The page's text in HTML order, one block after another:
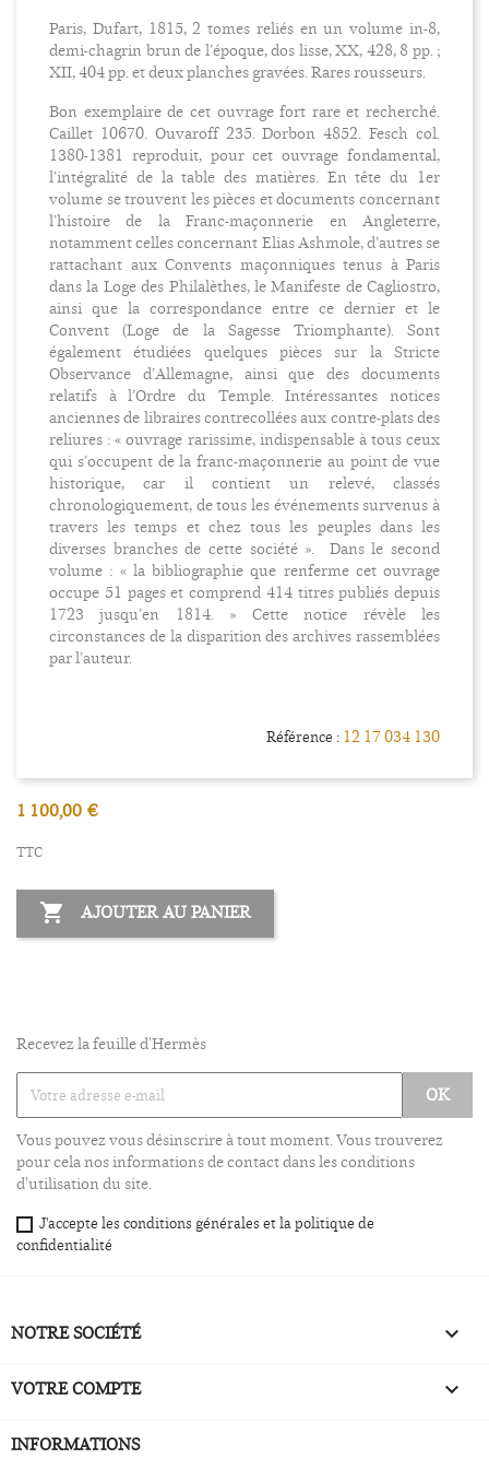
Paris, Dufart, 1815, 2 tomes reliés en un volume in-8,
demi-chagrin brun de l’époque, dos lisse, XX, 428, 8 pp. ;
XII, 404 pp. et deux planches gravées. Rares rousseurs.
Bon exemplaire de cet ouvrage fort rare et recherché.
Caillet 10670. Ouvaroff 235. Dorbon 4852. Fesch col.
1380-1381 reproduit, pour cet ouvrage fondamental,
l’intégralité de la table des matières. En tête du 1er
volume se trouvent les pièces et documents concernant
l’histoire de la Franc-maçonnerie en Angleterre,
notamment celles concernant Elias Ashmole, d’autres se
rattachant aux Convents maçonniques tenus à Paris
dans la Loge des Philalèthes, le Manifeste de Cagliostro,
ainsi que la correspondance entre ce dernier et le
Convent (Loge de la Sagesse Triomphante). Sont
également étudiées quelques pièces sur la Stricte
Observance d’Allemagne, ainsi que des documents
relatifs à l’Ordre du Temple. Intéressantes notices
anciennes de libraires contrecollées aux contre-plats des
reliures : « ouvrage rarissime, indispensable à tous ceux
qui s’occupent de la franc-maçonnerie au point de vue
historique, car il contient un relevé, classés
chronologiquement, de tous les événements survenus à
travers les temps et chez tous les peuples dans les
diverses branches de cette société ». Dans le second
volume : « la bibliographie que renferme cet ouvrage
occupe 51 pages et comprend 414 titres publiés depuis
1723 jusqu’en 1814. » Cette notice révèle les
circonstances de la disparition des archives rassemblées
par l’auteur.
Référence : 12 17 034 130
1 100,00 €
TTC
 AJOUTER AU PANIER
Recevez la feuille d'Hermès
Vous pouvez vous désinscrire à tout moment. Vous trouverez
pour cela nos informations de contact dans les conditions
d'utilisation du site.
J'accepte les conditions générales et la politique de
confidentialité
NOTRE SOCIÉTÉ 
VOTRE COMPTE 
INFORMATIONS